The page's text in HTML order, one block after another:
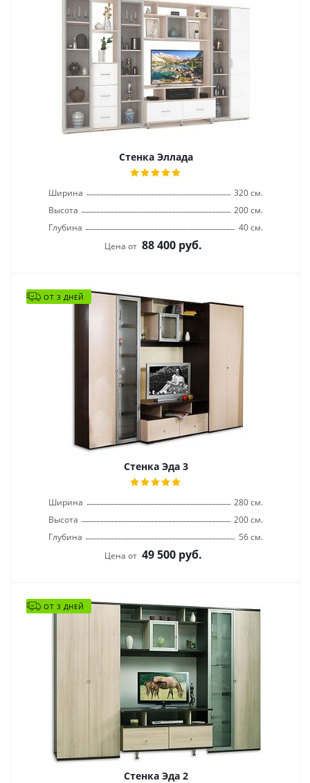
Стенка Эллада
Ширина
320 см.
Высота
200 см.
Глубина
40 см.
Цена от 88 400 руб.
ОТ 3 ДНЕЙ
Стенка Эда 3
Ширина
280 см.
Высота
200 см.
Глубина
56 см.
Цена от 49 500 руб.
ОТ 3 ДНЕЙ
Стенка Эда 2